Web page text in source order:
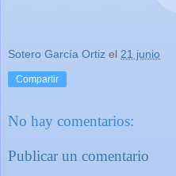
Sotero García Ortiz el 21 junio
Compartir
No hay comentarios:
Publicar un comentario